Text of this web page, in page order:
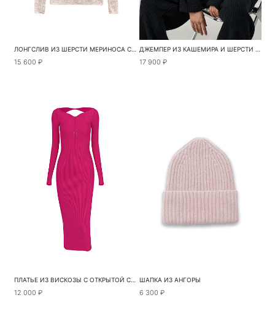
ЛОНГСЛИВ ИЗ ШЕРСТИ МЕРИНОСА С КРУЖЕВОМ
15 600 ₽
ДЖЕМПЕР ИЗ КАШЕМИРА И ШЕРСТИ В ШИРОКИЙ РУБЧИК
17 900 ₽
ПЛАТЬЕ ИЗ ВИСКОЗЫ С ОТКРЫТОЙ СПИНКОЙ
12 000 ₽
ШАПКА ИЗ АНГОРЫ
6 300 ₽